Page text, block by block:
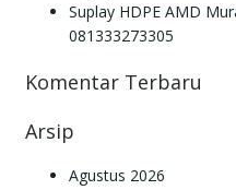
Suplay HDPE AMD
081333273305
Komentar Terbaru
Arsip
Agustus 2026